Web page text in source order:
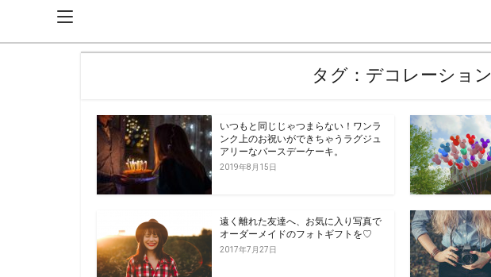
タグ：デコレーション
いつもと同じじゃつまらない！ワンラ
ンク上のお祝いができちゃうラグジュ
アリーなバースデーケーキ。
2019年8月15日
遠く離れた友達へ、お気に入り写真で
オーダーメイドのフォトギフトを♡
2017年7月27日